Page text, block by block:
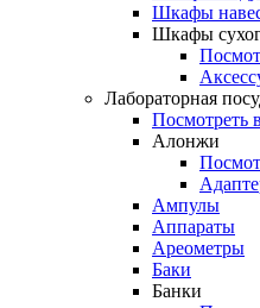
Шкафы
Шкафы
Лабораторная
Посмотреть
Алонжи
Ампулы
Аппараты
Ареометры
Баки
Банки